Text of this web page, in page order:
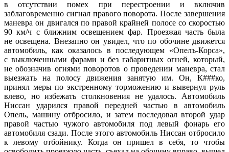
в отсутствии помех при перестроении и включив
заблаговременно сигнал правого поворота. После завершения
маневра он двигался по правой крайней полосе со скоростью
90 км/ч с ближним освещением фар. Проезжая часть была
не освещена. Внезапно он увидел, что по обочине движется
автомобиль, как оказалось в последующем «Опелъ-Корса»,
с выключенными фарами и без габаритных огней, который,
не обозначив огнями поворотов о проведении маневра, стал
выезжать на полосу движения занятую им. Он, К###ко,
принял меры по экстренному торможению и вывернул руль
влево, но избежать столкновения не удалось. Автомобиль
Ниссан ударился правой передней частью в автомобиль
Опель, машину отбросило, и затем последовал второй удар
правой частью чужого автомобиля под левый фонарь его
автомобиля сзади. После этого автомобиль Ниссан отбросило
к левому отбойнику. Когда он пришел в себя, то чтобы